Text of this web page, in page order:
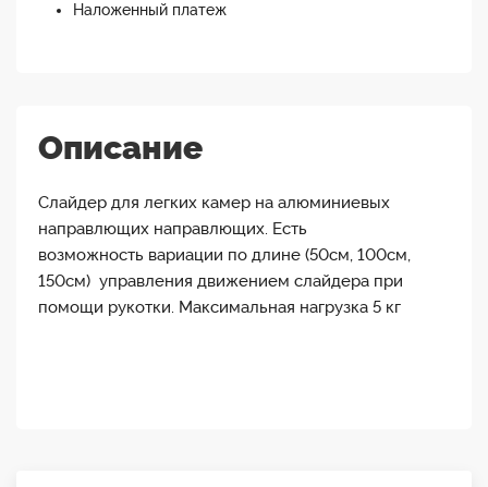
Наложенный платеж
Описание
Слайдер для легких камер на алюминиевых
направлющих направлющих. Есть
возможность вариации по длине (50см, 100см,
150см) управления движением слайдера при
помощи рукотки. Максимальная нагрузка 5 кг